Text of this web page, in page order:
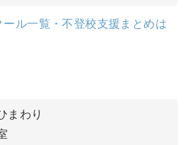
ル一覧・不登校支援まとめは
まわり